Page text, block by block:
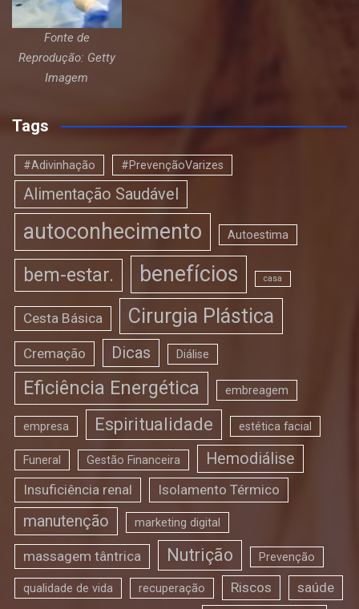
Fonte de
Reprodução: Getty
Imagem
Tags
#Adivinhação #PrevençãoVarizes
Alimentação Saudável
autoconhecimento Autoestima
bem-estar. benefícios casa
Cesta Básica Cirurgia Plástica
Cremação Dicas Diálise
Eficiência Energética embreagem
empresa Espiritualidade estética facial
Funeral Gestão Financeira Hemodiálise
Insuficiência renal Isolamento Térmico
manutenção marketing digital
massagem tântrica Nutrição Prevenção
qualidade de vida recuperação Riscos saúde